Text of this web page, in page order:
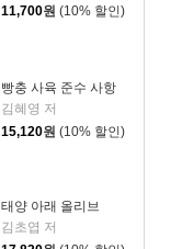
11,700원 (10% 할인)
빵충 사육 준수 사항
김혜영 저
15,120원 (10% 할인)
태양 아래 올리브
김초엽 저